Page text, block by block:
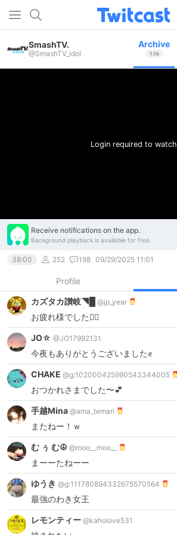
SmashTV.
@SmashTV_idol
Archive
1.1k
Login required to watch
Receive notifications on the app.
Background playback is available for free.
38:00 252 198 09/29/2025 11:01
Profile
カズタカ讃岐◥█
@jp_year
お疲れ様でした🙇‍♂️
JO☆ @JO17992131
今夜もありがとうございました✊️
CHAKE @g:102000425990543344005
おつかれさまでした〜💕
手越Mina @ama_temari
またねー！ｗ
む ぅ む☮ @moo__moo__
まーーたねーー
ゆうき @g:111780894332675570564
最強のわき女王
レモンティー @kaholove531